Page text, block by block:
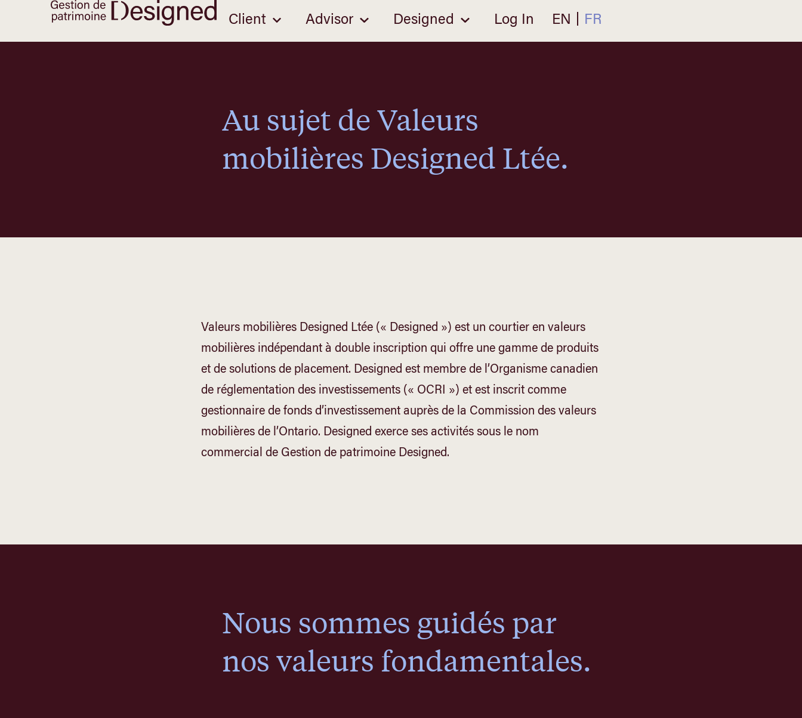
Client Advisor Designed Log In EN FR
Au sujet de Valeurs
mobilières Designed Ltée.
Valeurs mobilières Designed Ltée (« Designed ») est un courtier en valeurs
mobilières indépendant à double inscription qui offre une gamme de produits
et de solutions de placement. Designed est membre de l’Organisme canadien
de réglementation des investissements (« OCRI ») et est inscrit comme
gestionnaire de fonds d’investissement auprès de la Commission des valeurs
mobilières de l’Ontario. Designed exerce ses activités sous le nom
commercial de Gestion de patrimoine Designed.
Nous sommes guidés par
nos valeurs fondamentales.